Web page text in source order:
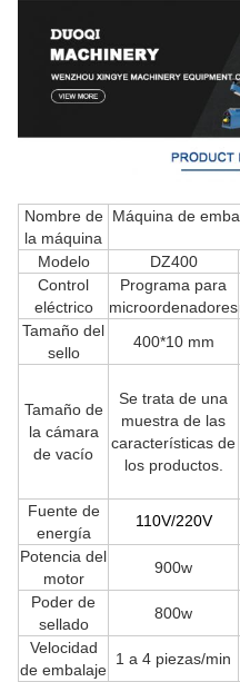
Nombre de
la máquina
Máquina de
Modelo
DZ400
Control
eléctrico
Programa para
microordenadores
Tamaño del
sello
400*10 mm
Tamaño de
la cámara
de vacío
Se trata de una
muestra de las
características de
los productos.
Fuente de
energía
110V/220V
Potencia del
motor
900w
Poder de
sellado
800w
Velocidad
de embalaje
1 a 4 piezas/min